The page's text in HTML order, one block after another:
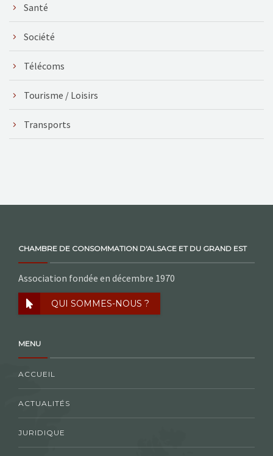
Santé
Société
Télécoms
Tourisme / Loisirs
Transports
CHAMBRE DE CONSOMMATION D'ALSACE ET DU GRAND EST
Association fondée en décembre 1970
QUI SOMMES-NOUS ?
MENU
ACCUEIL
ACTUALITÉS
JURIDIQUE